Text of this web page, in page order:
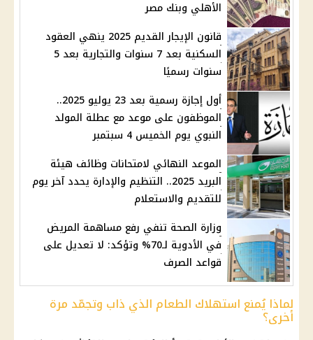
الأهلي وبنك مصر
قانون الإيجار القديم 2025 ينهي العقود
السكنية بعد 7 سنوات والتجارية بعد 5
سنوات رسميًا
أول إجازة رسمية بعد 23 يوليو 2025..
الموظفون على موعد مع عطلة المولد
النبوي يوم الخميس 4 سبتمبر
الموعد النهائي لامتحانات وظائف هيئة
البريد 2025.. التنظيم والإدارة يحدد آخر يوم
للتقديم والاستعلام
وزارة الصحة تنفي رفع مساهمة المريض
في الأدوية لـ70% وتؤكد: لا تعديل على
قواعد الصرف
لماذا يُمنع استهلاك الطعام الذي ذاب وتجمّد مرة
أخرى؟